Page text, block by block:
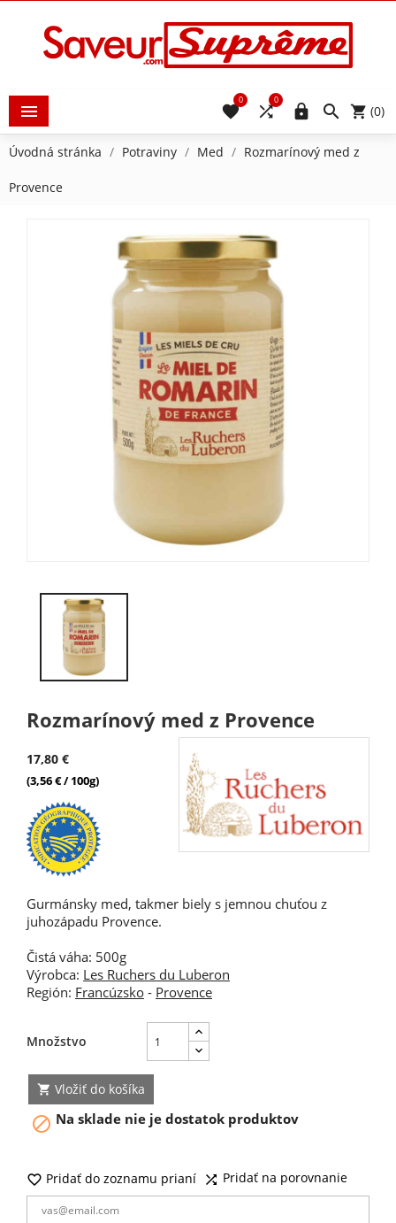
  (0)


0

0
Úvodná stránka Potraviny Med Rozmarínový med z
Provence
Rozmarínový med z Provence
17,80 €
(3,56 € / 100g)
Gurmánsky med, takmer biely s jemnou chuťou z
juhozápadu Provence.
Čistá váha: 500g
Výrobca: Les Ruchers du Luberon
Región: Francúzsko - Provence
Množstvo
 Vložiť do košíka
 Na sklade nie je dostatok produktov
 Pridať do zoznamu prianí  Pridať na porovnanie